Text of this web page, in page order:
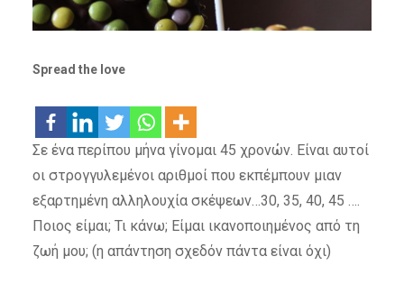
Spread the love
Σε ένα περίπου μήνα γίνομαι 45 χρονών. Είναι αυτοί
οι στρογγυλεμένοι αριθμοί που εκπέμπουν μιαν
εξαρτημένη αλληλουχία σκέψεων…30, 35, 40, 45 ….
Ποιος είμαι; Τι κάνω; Είμαι ικανοποιημένος από τη
ζωή μου; (η απάντηση σχεδόν πάντα είναι όχι)